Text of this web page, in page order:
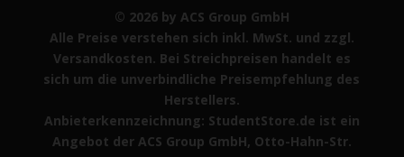
© 2026 by ACS Group GmbH
Alle Preise verstehen sich inkl. MwSt. und zzgl.
Versandkosten. Bei Streichpreisen handelt es
sich um die unverbindliche Preisempfehlung des
Herstellers.
Anbieterkennzeichnung: StudentStore.de ist ein
Angebot der ACS Group GmbH, Otto-Hahn-Str.